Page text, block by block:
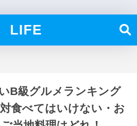
LIFE
B級グルメランキング
食べてはいけない・お